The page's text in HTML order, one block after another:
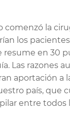
comenzó la
los
resume en 30
Las razones
aportación a
país, que
entre todos